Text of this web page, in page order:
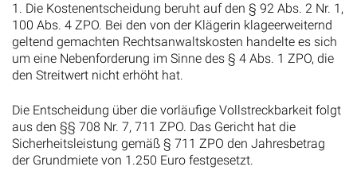
1. Die Kostenentscheidung beruht auf den § 92 Abs. 2 Nr. 1,
100 Abs. 4 ZPO. Bei den von der Klägerin klageerweiternd
geltend gemachten Rechtsanwaltskosten handelte es sich
um eine Nebenforderung im Sinne des § 4 Abs. 1 ZPO, die
den Streitwert nicht erhöht hat.
Die Entscheidung über die vorläufige Vollstreckbarkeit folgt
aus den §§ 708 Nr. 7, 711 ZPO. Das Gericht hat die
Sicherheitsleistung gemäß § 711 ZPO den Jahresbetrag
der Grundmiete von 1.250 Euro festgesetzt.